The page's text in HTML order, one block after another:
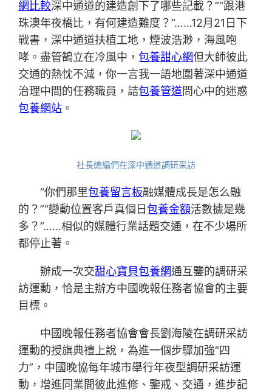
網比較深中通道的建造創下了哪些記載？”“跟港
珠澳年夜橋比，有何建造難度？”……12月21日下
戰書，深中通道扶植工地，煙波浩渺，海風咆
哮。盡管鵠立在冷風中，包養甜心網但大師彼此
交通的熱忱不減，你一言我一語地圍著深中通道
治理中間的任務職員，詰包養管道問心中的迷惑
包養網站 。
社長總編們在深中通道調研采訪
“你們那里包養留言板融媒體成長是怎么融
的？”“變動位置客戶真個日包養金額活數據是幾
多？”……相似的媒體行業話題交通，在不少場所
都停止著。
辦成一次交甜心寶貝包養網通互鑒的調研采
訪運動，恰是主辦方中國晚報任務者協會的主要
目標。
中國晚報任務者協會會長劉海陵在調研采訪
運動的授旗典禮上說，為進一個步驟加強“四
力”，中國晚協每年城市舉行年夜型調研采訪運
動，增進同業間彼此進修、鑒戒、交通，進步記